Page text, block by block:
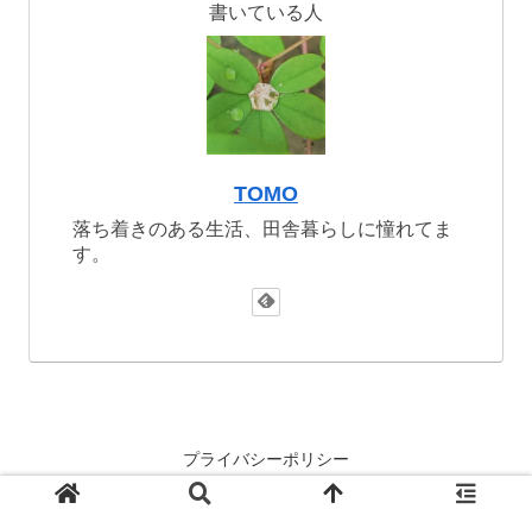
書いている人
TOMO
落ち着きのある生活、田舎暮らしに憧れてま
す。
プライバシーポリシー
© 2021-2026 TOMO@HOME.